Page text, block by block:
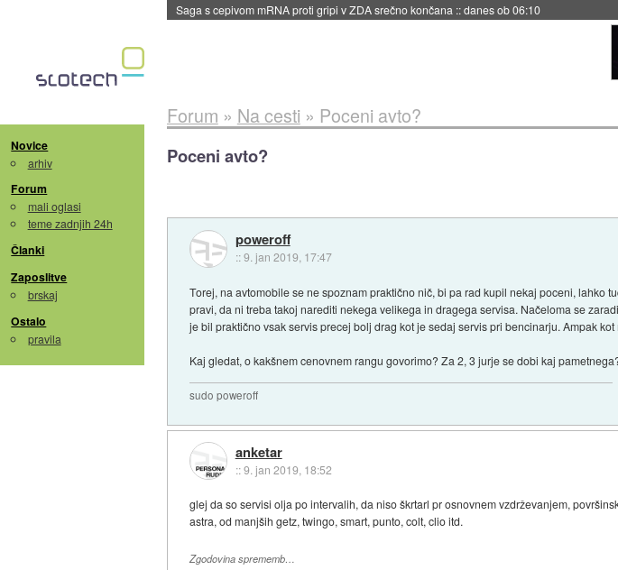
BMW v vozilih začel predvajati reklame::danes ob 06:09
Novice
arhiv
Forum
mali oglasi
teme zadnjih 24h
Članki
Zaposlitve
brskaj
Ostalo
pravila
Forum » Na cesti » Poceni avto?
Poceni avto?
poweroff
::9. jan 2019, 17:47
Torej, na avtomobile se ne spoznam praktično nič, bi pa rad kupil nekaj poceni, lahko
pravi, da ni treba takoj narediti nekega velikega in dragega servisa. Načeloma se
je bil praktično vsak servis precej bolj drag kot je sedaj servis pri bencinarju. Ampak
Kaj gledat, o kakšnem cenovnem rangu govorimo? Za 2, 3 jurje se dobi kaj
sudo poweroff
anketar
::9. jan 2019, 18:52
glej da so servisi olja po intervalih, da niso škrtarl pr osnovnem vzdrževanjem,
astra, od manjših getz, twingo, smart, punto, colt, clio itd.
Zgodovina sprememb…